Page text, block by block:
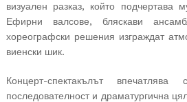
визуален разказ, който подчертава
Ефирни валсове, бляскави
хореографски решения изграждат
виенски шик.
Концерт-спектакълът
последователност и драматургична